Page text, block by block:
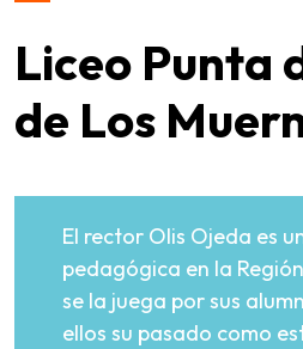
Liceo Punta
de Los
El rector Olis Ojeda es
pedagógica en la
se la juega por sus
ellos su pasado como